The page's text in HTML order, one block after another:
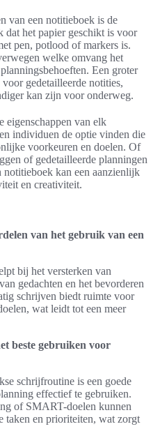
van een notitieboek is de
het papier geschikt is voor
pen, potlood of markers is.
welke omvang het
Een groter
gedetailleerde notities,
kan zijn voor onderweg.
eigenschappen van elk
individuen de optie vinden die
voorkeuren en doelen. Of
of gedetailleerde planningen
kan een aanzienlijk
en creativiteit.
van het gebruik van een
bij het versterken van
gedachten en het bevorderen
schrijven biedt ruimte voor
wat leidt tot een meer
beste gebruiken voor
schrijfroutine is een goede
effectief te gebruiken.
of SMART-doelen kunnen
taken en prioriteiten, wat zorgt